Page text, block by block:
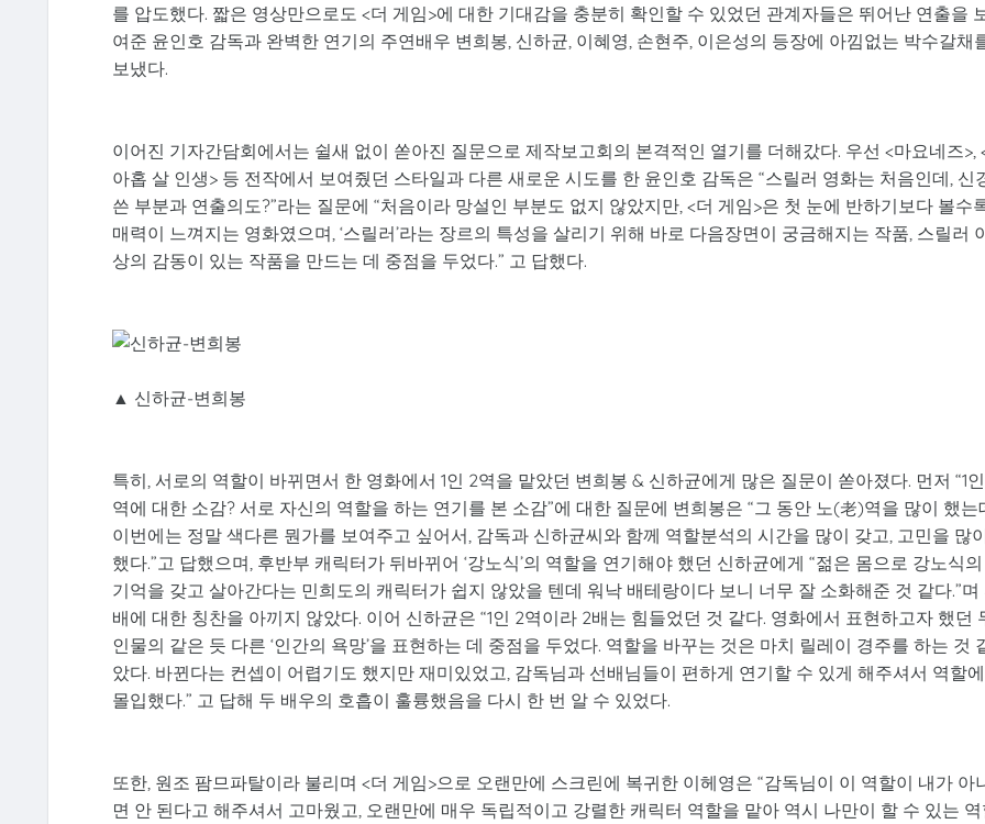
를 압도했다. 짧은 영상만으로도 <더 게임>에 대한 기대감을 충분히 확인할 수 있었던 관계자들은 뛰어난 연출을
여준 윤인호 감독과 완벽한 연기의 주연배우 변희봉, 신하균, 이혜영, 손현주, 이은성의 등장에 아낌없는 박수갈채
보냈다.
이어진 기자간담회에서는 쉴새 없이 쏟아진 질문으로 제작보고회의 본격적인 열기를 더해갔다. 우선 <마요네즈>,
아홉 살 인생> 등 전작에서 보여줬던 스타일과 다른 새로운 시도를 한 윤인호 감독은 “스릴러 영화는 처음인데, 신
쓴 부분과 연출의도?”라는 질문에 “처음이라 망설인 부분도 없지 않았지만, <더 게임>은 첫 눈에 반하기보다 볼수
매력이 느껴지는 영화였으며, ‘스릴러’라는 장르의 특성을 살리기 위해 바로 다음장면이 궁금해지는 작품, 스릴러
상의 감동이 있는 작품을 만드는 데 중점을 두었다.” 고 답했다.
▲ 신하균-변희봉
특히, 서로의 역할이 바뀌면서 한 영화에서 1인 2역을 맡았던 변희봉 & 신하균에게 많은 질문이 쏟아졌다. 먼저 “1
역에 대한 소감? 서로 자신의 역할을 하는 연기를 본 소감”에 대한 질문에 변희봉은 “그 동안 노(老)역을 많이 했는
이번에는 정말 색다른 뭔가를 보여주고 싶어서, 감독과 신하균씨와 함께 역할분석의 시간을 많이 갖고, 고민을 많
했다.”고 답했으며, 후반부 캐릭터가 뒤바뀌어 ‘강노식’의 역할을 연기해야 했던 신하균에게 “젊은 몸으로 강노식의
기억을 갖고 살아간다는 민희도의 캐릭터가 쉽지 않았을 텐데 워낙 배테랑이다 보니 너무 잘 소화해준 것 같다.”며
배에 대한 칭찬을 아끼지 않았다. 이어 신하균은 “1인 2역이라 2배는 힘들었던 것 같다. 영화에서 표현하고자 했던
인물의 같은 듯 다른 ‘인간의 욕망’을 표현하는 데 중점을 두었다. 역할을 바꾸는 것은 마치 릴레이 경주를 하는 것
았다. 바뀐다는 컨셉이 어렵기도 했지만 재미있었고, 감독님과 선배님들이 편하게 연기할 수 있게 해주셔서 역할에
몰입했다.” 고 답해 두 배우의 호흡이 훌륭했음을 다시 한 번 알 수 있었다.
또한, 원조 팜므파탈이라 불리며 <더 게임>으로 오랜만에 스크린에 복귀한 이헤영은 “감독님이 이 역할이 내가 아
면 안 된다고 해주셔서 고마웠고, 오랜만에 매우 독립적이고 강렬한 캐릭터 역할을 맡아 역시 나만이 할 수 있는